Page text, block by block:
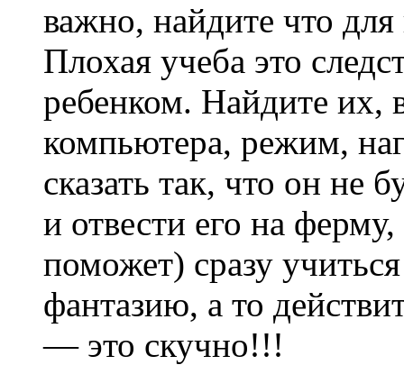
важно, найдите что
Плохая учеба это
ребенком. Найдите их,
компьютера, режим,
сказать так, что он не
и отвести его на
поможет) сразу
фантазию, а то
— это скучно!!!